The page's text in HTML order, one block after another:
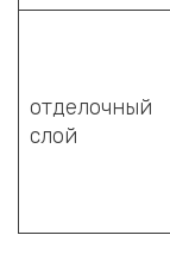
отделочный
слой